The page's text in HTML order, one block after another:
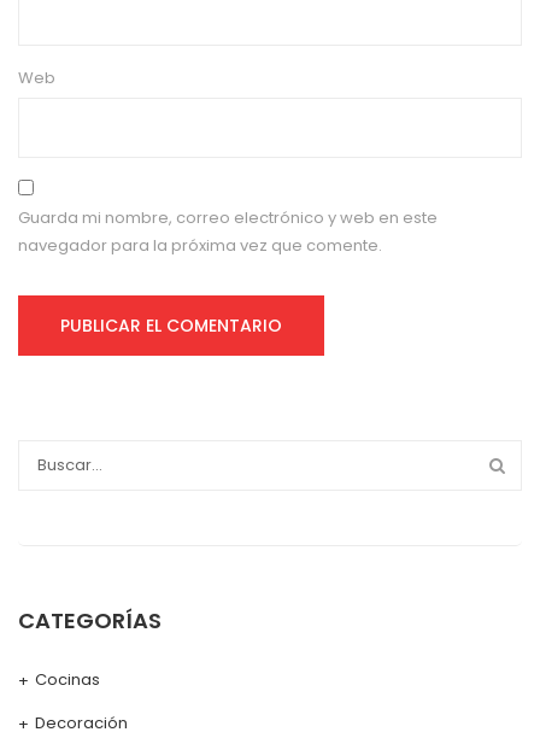
Web
Guarda mi nombre, correo electrónico y web en este
navegador para la próxima vez que comente.
CATEGORÍAS
Cocinas
Decoración